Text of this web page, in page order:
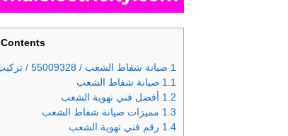
Contents
1 صيانة شفاط الشعب / 55009328 / تركيب شفاط تربو / فني تهوية الشعب
1.1 صيانة شفاط الشعب
1.2 أفضل فني تهوية الشعب
1.3 مميزات صيانة شفاط الشعب
1.4 رقم فني تهوية الشعب